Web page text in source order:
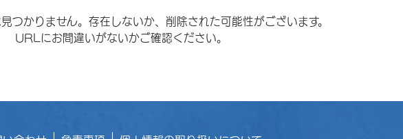
つかりません。存在しないか、削除された可能性がございます。
URLにお間違いがないかご確認ください。